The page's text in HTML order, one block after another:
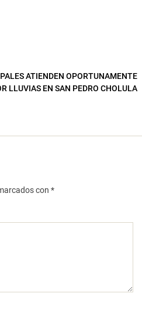
ATIENDEN OPORTUNAMENTE
LLUVIAS EN SAN PEDRO CHOLULA
con *